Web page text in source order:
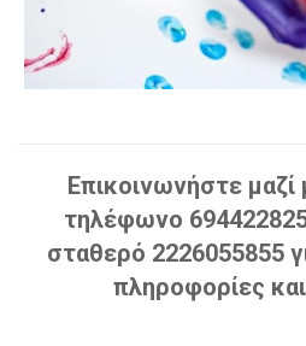
Επικοινωνήστε μαζί
τηλέφωνο
σταθερό 2226055855
πληροφορίες